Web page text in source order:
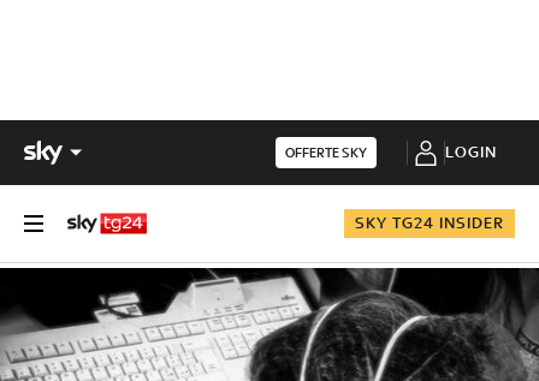
OFFERTE SKY LOGIN
SKY TG24 INSIDER